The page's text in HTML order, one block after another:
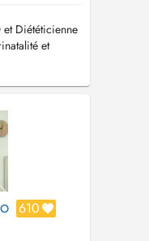
et Diététicienne
et
Durant les
Melissa De
espèces,
610